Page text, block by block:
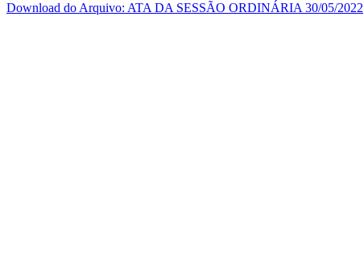
Download do Arquivo: ATA DA SESSÃO ORDINÁRIA 30/05/2022